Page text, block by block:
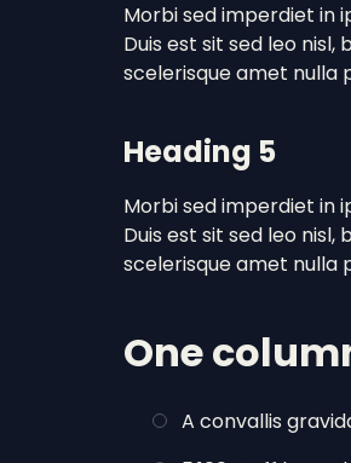
Morbi sed imperdiet in
Duis est sit sed leo
scelerisque amet nulla
Heading 5
Morbi sed imperdiet in
Duis est sit sed leo
scelerisque amet nulla
One
A convallis